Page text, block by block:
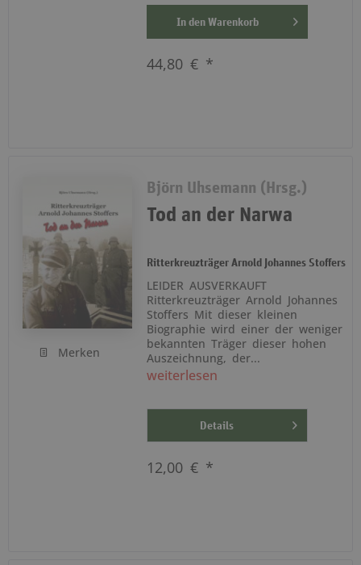
In den Warenkorb
44,80 € *
Merken
Björn Uhsemann (Hrsg.)
Tod an der Narwa
Ritterkreuzträger Arnold Johannes Stoffers
LEIDER AUSVERKAUFT
Ritterkreuzträger Arnold Johannes
Stoffers Mit dieser kleinen
Biographie wird einer der weniger
bekannten Träger dieser hohen
Auszeichnung, der...
weiterlesen
Details
12,00 € *